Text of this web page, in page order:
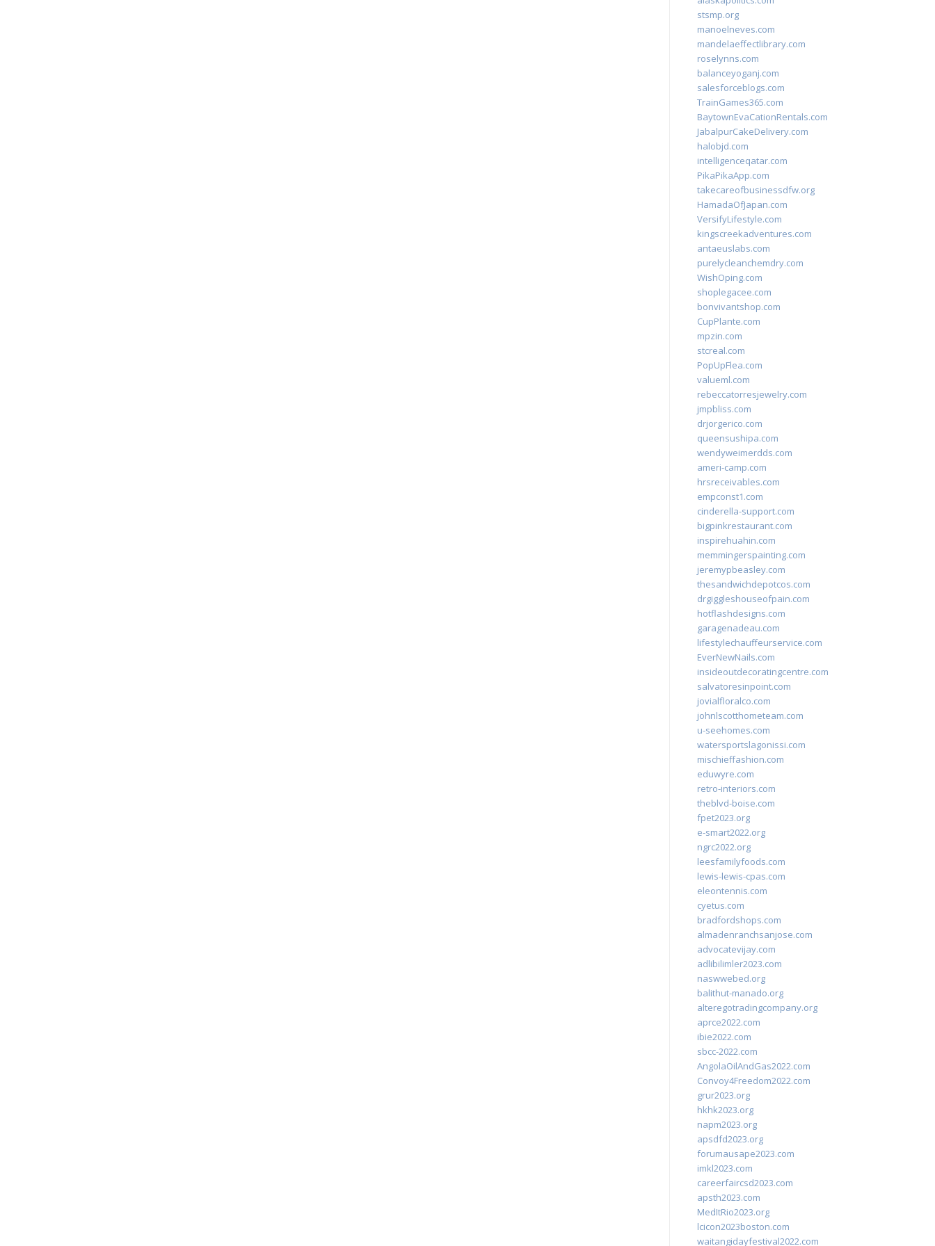
stsmp.org
manoelneves.com
mandelaeffectlibrary.com
roselynns.com
balanceyoganj.com
salesforceblogs.com
TrainGames365.com
BaytownEvaCationRentals.com
JabalpurCakeDelivery.com
halobjd.com
intelligenceqatar.com
PikaPikaApp.com
takecareofbusinessdfw.org
HamadaOfJapan.com
VersifyLifestyle.com
kingscreekadventures.com
antaeuslabs.com
purelycleanchemdry.com
WishOping.com
shoplegacee.com
bonvivantshop.com
CupPlante.com
mpzin.com
stcreal.com
PopUpFlea.com
valueml.com
rebeccatorresjewelry.com
jmpbliss.com
drjorgerico.com
queensushipa.com
wendyweimerdds.com
ameri-camp.com
hrsreceivables.com
empconst1.com
cinderella-support.com
bigpinkrestaurant.com
inspirehuahin.com
memmingerspainting.com
jeremypbeasley.com
thesandwichdepotcos.com
drgiggleshouseofpain.com
hotflashdesigns.com
garagenadeau.com
lifestylechauffeurservice.com
EverNewNails.com
insideoutdecoratingcentre.com
salvatoresinpoint.com
jovialfloralco.com
johnlscotthometeam.com
u-seehomes.com
watersportslagonissi.com
mischieffashion.com
eduwyre.com
retro-interiors.com
theblvd-boise.com
fpet2023.org
e-smart2022.org
ngrc2022.org
leesfamilyfoods.com
lewis-lewis-cpas.com
eleontennis.com
cyetus.com
bradfordshops.com
almadenranchsanjose.com
advocatevijay.com
adlibilimler2023.com
naswwebed.org
balithut-manado.org
alteregotradingcompany.org
aprce2022.com
ibie2022.com
sbcc-2022.com
AngolaOilAndGas2022.com
Convoy4Freedom2022.com
grur2023.org
hkhk2023.org
napm2023.org
apsdfd2023.org
forumausape2023.com
imkl2023.com
careerfaircsd2023.com
apsth2023.com
MedItRio2023.org
lcicon2023boston.com
waitangidayfestival2022.com